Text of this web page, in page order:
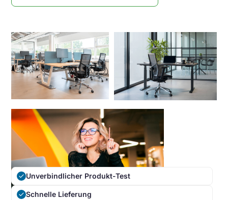
doneUnverbindlicher Produkt-Test
doneSchnelle Lieferung